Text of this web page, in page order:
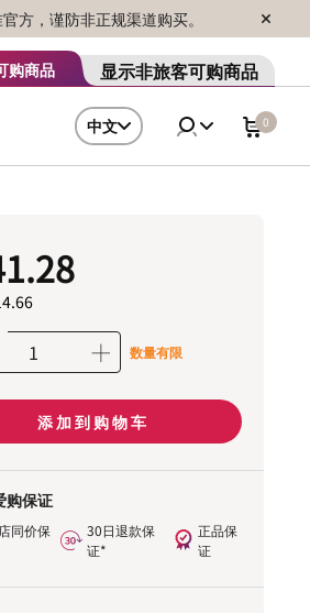
，谨防非正规渠道购买。
购商品 显示非旅客可购商品
中文 0
数量有限
添加到购物车
购保证
同价保
30日退款保
证*
正品保
证